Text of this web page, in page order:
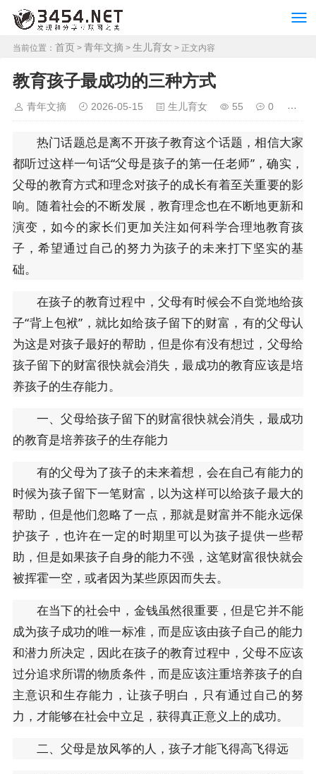
当前位置： 首页 > 青年文摘 > 生儿育女 > 正文内容
教育孩子最成功的三种方式
青年文摘 2026-05-15 生儿育女 55 0
热门话题总是离不开孩子教育这个话题，相信大家
都听过这样一句话“父母是孩子的第一任老师”，确实，
父母的教育方式和理念对孩子的成长有着至关重要的影
响。随着社会的不断发展，教育理念也在不断地更新和
演变，如今的家长们更加关注如何科学合理地教育孩
子，希望通过自己的努力为孩子的未来打下坚实的基
础。
在孩子的教育过程中，父母有时候会不自觉地给孩
子“背上包袱”，就比如给孩子留下的财富，有的父母认
为这是对孩子最好的帮助，但是你有没有想过，父母给
孩子留下的财富很快就会消失，最成功的教育应该是培
养孩子的生存能力。
一、父母给孩子留下的财富很快就会消失，最成功
的教育是培养孩子的生存能力
有的父母为了孩子的未来着想，会在自己有能力的
时候为孩子留下一笔财富，以为这样可以给孩子最大的
帮助，但是他们忽略了一点，那就是财富并不能永远保
护孩子，也许在一定的时期里可以为孩子提供一些帮
助，但是如果孩子自身的能力不强，这笔财富很快就会
被挥霍一空，或者因为某些原因而失去。
在当下的社会中，金钱虽然很重要，但是它并不能
成为孩子成功的唯一标准，而是应该由孩子自己的能力
和潜力所决定，因此在孩子的教育过程中，父母不应该
过分追求所谓的物质条件，而是应该注重培养孩子的自
主意识和生存能力，让孩子明白，只有通过自己的努
力，才能够在社会中立足，获得真正意义上的成功。
二、父母是放风筝的人，孩子才能飞得高飞得远